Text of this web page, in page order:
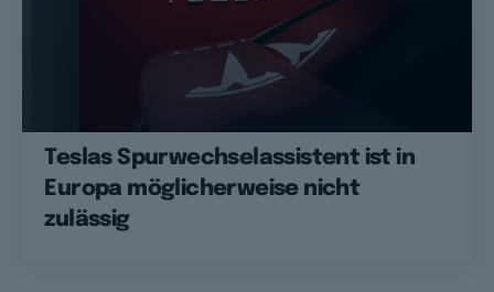
Teslas Spurwechselassistent ist in
Europa möglicherweise nicht
zulässig